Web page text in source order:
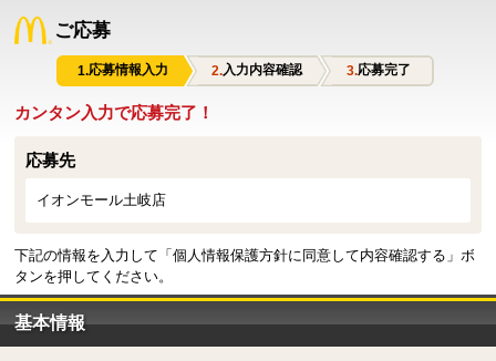
ご応募
応募情報入力 入力内容確認 応募完了
カンタン入力で応募完了！
応募先
イオンモール土岐店
下記の情報を入力して「個人情報保護方針に同意して内容確認する」ボ
タンを押してください。
基本情報